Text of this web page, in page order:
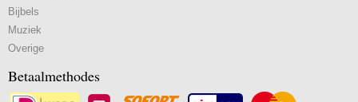
Bijbels
Muziek
Overige
Betaalmethodes